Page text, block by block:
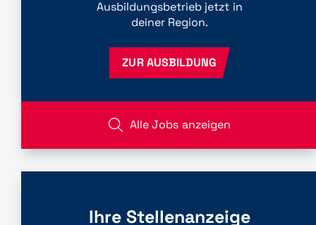
Ausbildungsbetrieb jetzt in
deiner Region.
ZUR AUSBILDUNG
Alle Jobs anzeigen
Ihre Stellenanzeige